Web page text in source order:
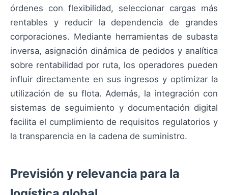
órdenes con flexibilidad, seleccionar cargas más
rentables y reducir la dependencia de grandes
corporaciones. Mediante herramientas de subasta
inversa, asignación dinámica de pedidos y analítica
sobre rentabilidad por ruta, los operadores pueden
influir directamente en sus ingresos y optimizar la
utilización de su flota. Además, la integración con
sistemas de seguimiento y documentación digital
facilita el cumplimiento de requisitos regulatorios y
la transparencia en la cadena de suministro.
Previsión y relevancia para la